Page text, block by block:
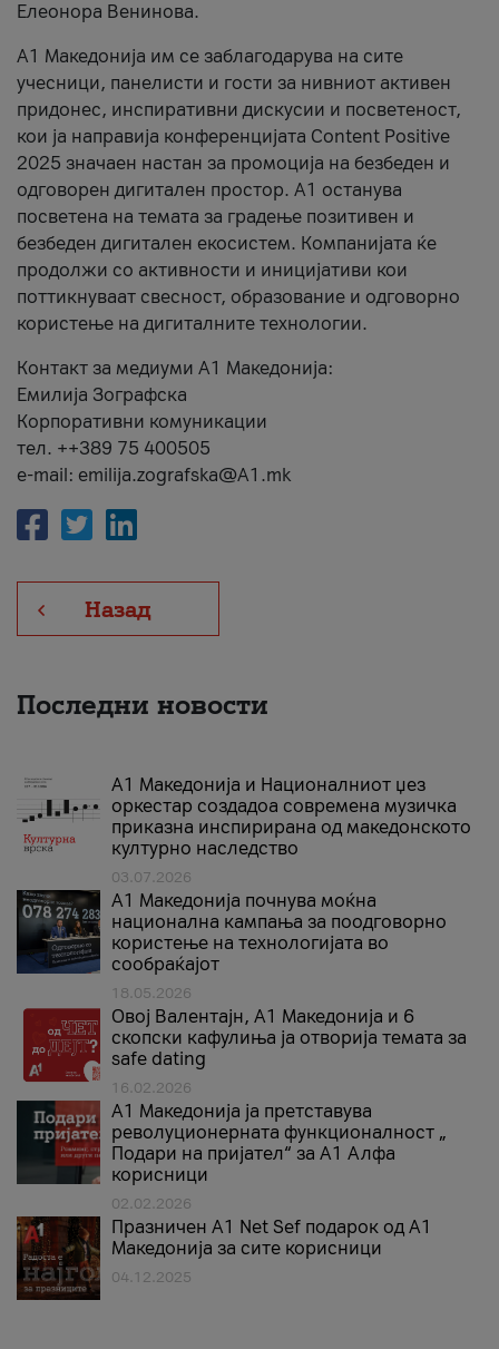
Елеонора Венинова.
А1 Македонија им се заблагодарува на сите
учесници, панелисти и гости за нивниот активен
придонес, инспиративни дискусии и посветеност,
кои ја направија конференцијата Content Positive
2025 значаен настан за промоција на безбеден и
одговорен дигитален простор. А1 останува
посветена на темата за градење позитивен и
безбеден дигитален екосистем. Компанијата ќе
продолжи со активности и иницијативи кои
поттикнуваат свесност, образование и одговорно
користење на дигиталните технологии.
Контакт за медиуми А1 Македонија:
Емилија Зографска
Корпоративни комуникации
тел. ++389 75 400505
e-mail: emilija.zografska@A1.mk
Назад
Последни новости
А1 Македонија и Националниот џез
оркестар создадоа современа музичка
приказна инспирирана од македонското
културно наследство
03.07.2026
A1 Македонија почнува моќна
национална кампања за поодговорно
користење на технологијата во
сообраќајот
18.05.2026
Овој Валентајн, A1 Македонија и 6
скопски кафулиња ја отворија темата за
safe dating
16.02.2026
А1 Македонија ја претставува
револуционерната функционалност „
Подари на пријател“ за А1 Алфа
корисници
02.02.2026
Празничен A1 Net Sеf подарок од А1
Македонија за сите корисници
04.12.2025